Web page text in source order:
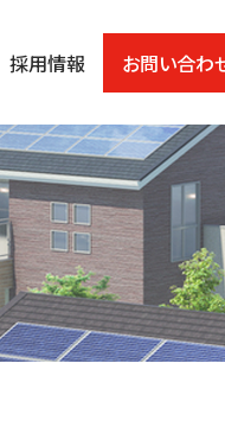
採用情報 お問い合わ